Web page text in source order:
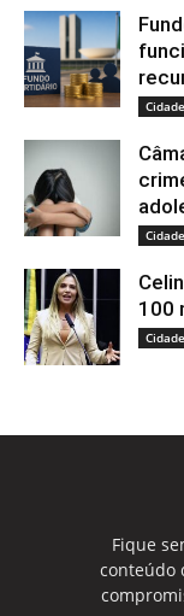
100
Fique
conteúdo